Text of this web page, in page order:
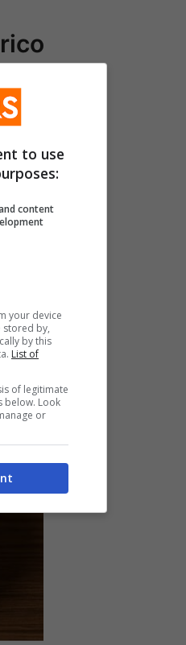
to use
content
your device
stored by,
by this
List of
of legitimate
below. Look
or